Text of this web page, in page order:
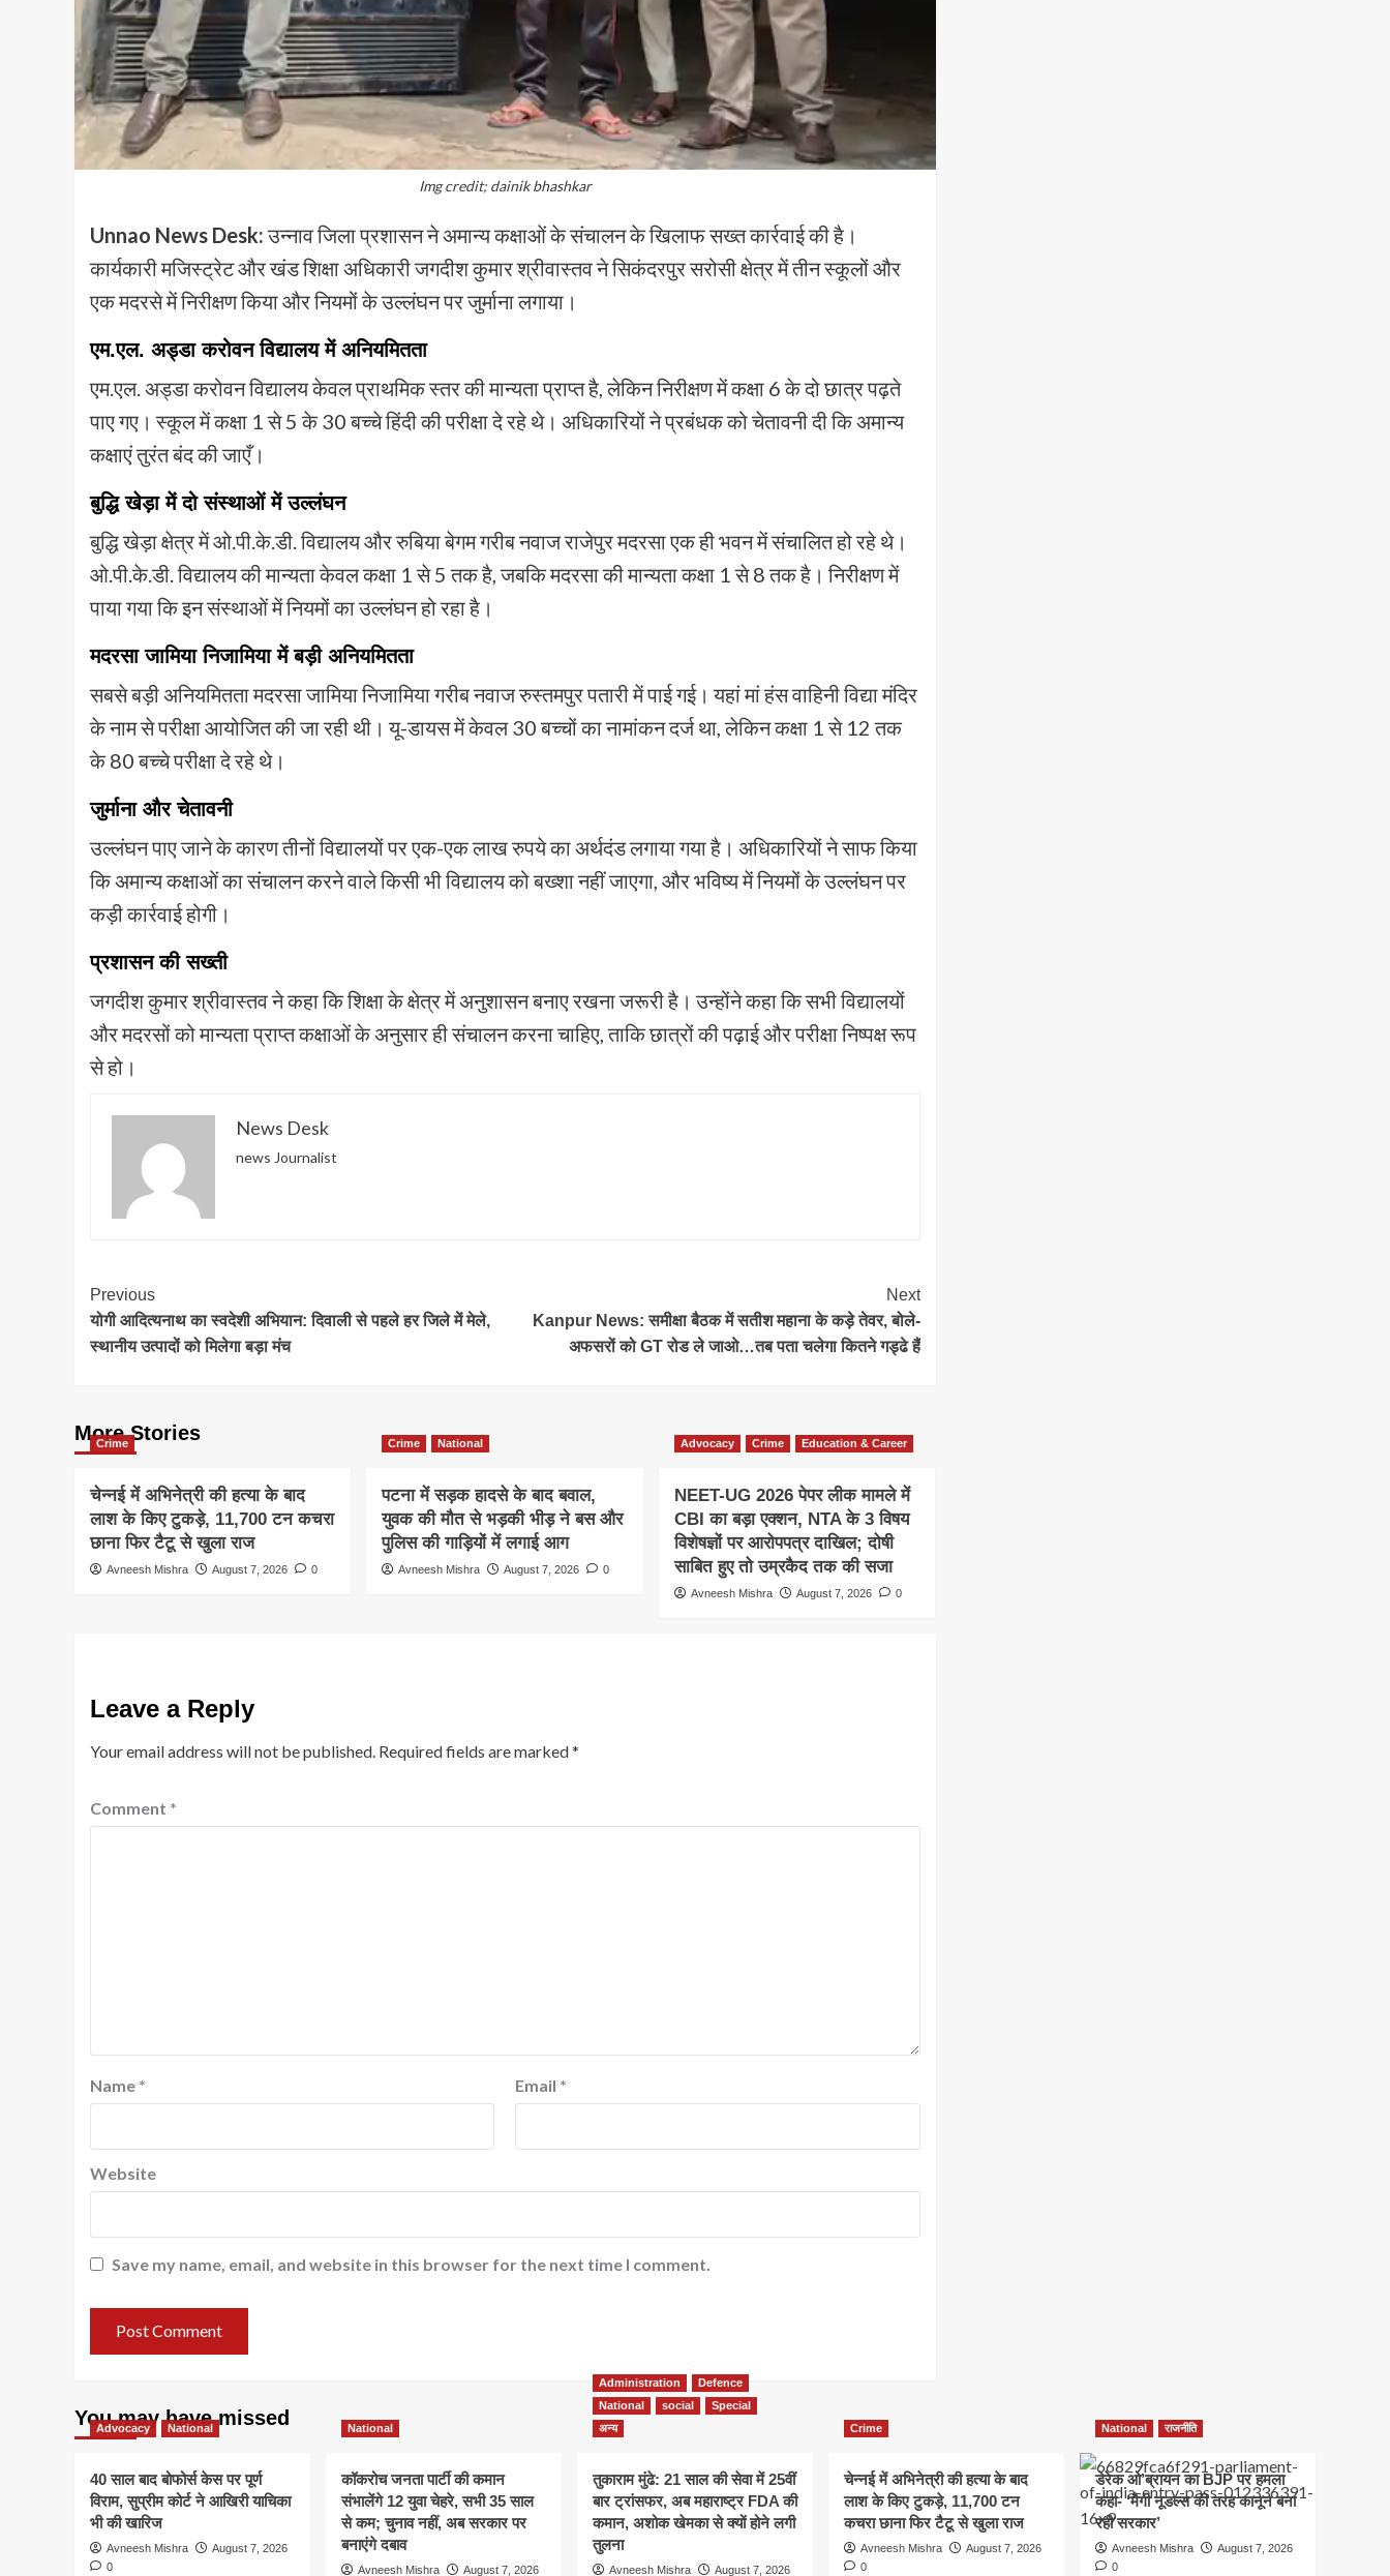
Img credit; dainik bhashkar
Unnao News Desk:उन्नाव जिला प्रशासन ने अमान्य कक्षाओं के संचालन के खिलाफ सख्त कार्रवाई की है।
कार्यकारी मजिस्ट्रेट और खंड शिक्षा अधिकारी जगदीश कुमार श्रीवास्तव ने सिकंदरपुर सरोसी क्षेत्र में तीन स्कूलों और
एक मदरसे में निरीक्षण किया और नियमों के उल्लंघन पर जुर्माना लगाया।
एम.एल. अड्डा करोवन विद्यालय में अनियमितता
एम.एल. अड्डा करोवन विद्यालय केवल प्राथमिक स्तर की मान्यता प्राप्त है, लेकिन निरीक्षण में कक्षा 6 के दो छात्र पढ़ते
पाए गए। स्कूल में कक्षा 1 से 5 के 30 बच्चे हिंदी की परीक्षा दे रहे थे। अधिकारियों ने प्रबंधक को चेतावनी दी कि अमान्य
कक्षाएं तुरंत बंद की जाएँ।
बुद्धि खेड़ा में दो संस्थाओं में उल्लंघन
बुद्धि खेड़ा क्षेत्र में ओ.पी.के.डी. विद्यालय और रुबिया बेगम गरीब नवाज राजेपुर मदरसा एक ही भवन में संचालित हो रहे थे।
ओ.पी.के.डी. विद्यालय की मान्यता केवल कक्षा 1 से 5 तक है, जबकि मदरसा की मान्यता कक्षा 1 से 8 तक है। निरीक्षण में
पाया गया कि इन संस्थाओं में नियमों का उल्लंघन हो रहा है।
मदरसा जामिया निजामिया में बड़ी अनियमितता
सबसे बड़ी अनियमितता मदरसा जामिया निजामिया गरीब नवाज रुस्तमपुर पतारी में पाई गई। यहां मां हंस वाहिनी विद्या मंदिर
के नाम से परीक्षा आयोजित की जा रही थी। यू-डायस में केवल 30 बच्चों का नामांकन दर्ज था, लेकिन कक्षा 1 से 12 तक
के 80 बच्चे परीक्षा दे रहे थे।
जुर्माना और चेतावनी
उल्लंघन पाए जाने के कारण तीनों विद्यालयों पर एक-एक लाख रुपये का अर्थदंड लगाया गया है। अधिकारियों ने साफ किया
कि अमान्य कक्षाओं का संचालन करने वाले किसी भी विद्यालय को बख्शा नहीं जाएगा, और भविष्य में नियमों के उल्लंघन पर
कड़ी कार्रवाई होगी।
प्रशासन की सख्ती
जगदीश कुमार श्रीवास्तव ने कहा कि शिक्षा के क्षेत्र में अनुशासन बनाए रखना जरूरी है। उन्होंने कहा कि सभी विद्यालयों
और मदरसों को मान्यता प्राप्त कक्षाओं के अनुसार ही संचालन करना चाहिए, ताकि छात्रों की पढ़ाई और परीक्षा निष्पक्ष रूप
से हो।
News Desk
news Journalist
Post
Navigation
Previous
योगी आदित्यनाथ का स्वदेशी अभियान: दिवाली से पहले हर जिले में मेले,
स्थानीय उत्पादों को मिलेगा बड़ा मंच
Next
Kanpur News: समीक्षा बैठक में सतीश महाना के कड़े तेवर, बोले-
अफसरों को GT रोड ले जाओ…तब पता चलेगा कितने गड्ढे हैं
More Stories
Crime
चेन्नई में अभिनेत्री की हत्या के बाद
लाश के किए टुकड़े, 11,700 टन कचरा
छाना फिर टैटू से खुला राज
Avneesh Mishra August 7, 2026 0
Crime National
पटना में सड़क हादसे के बाद बवाल,
युवक की मौत से भड़की भीड़ ने बस और
पुलिस की गाड़ियों में लगाई आग
Avneesh Mishra August 7, 2026 0
Advocacy Crime Education & Career
NEET-UG 2026 पेपर लीक मामले में
CBI का बड़ा एक्शन, NTA के 3 विषय
विशेषज्ञों पर आरोपपत्र दाखिल; दोषी
साबित हुए तो उम्रकैद तक की सजा
Avneesh Mishra August 7, 2026 0
Leave a Reply
Your email address will not be published. Required fields are marked*
Comment *
Name * Email *
Website
Save my name, email, and website in this browser for the next time I comment.
You may have missed
Advocacy National
40 साल बाद बोफोर्स केस पर पूर्ण
विराम, सुप्रीम कोर्ट ने आखिरी याचिका
भी की खारिज
Avneesh Mishra
August 7, 2026
0
National
कॉकरोच जनता पार्टी की कमान
संभालेंगे 12 युवा चेहरे, सभी 35 साल
से कम; चुनाव नहीं, अब सरकार पर
बनाएंगे दबाव
Avneesh Mishra August 7, 2026
Administration
Defence
National
social
Special
अन्य
तुकाराम मुंढे: 21 साल की सेवा में 25वीं
बार ट्रांसफर, अब महाराष्ट्र FDA की
कमान, अशोक खेमका से क्यों होने लगी
तुलना
Avneesh Mishra August 7, 2026
Crime
चेन्नई में अभिनेत्री की हत्या के बाद
लाश के किए टुकड़े, 11,700 टन
कचरा छाना फिर टैटू से खुला राज
Avneesh Mishra
August 7, 2026
0
National राजनीति
डेरेक ओ’ब्रायन का BJP पर हमला
कहा- ‘मैगी नूडल्स की तरह कानून बना
रही सरकार’
Avneesh Mishra
August 7, 2026
0